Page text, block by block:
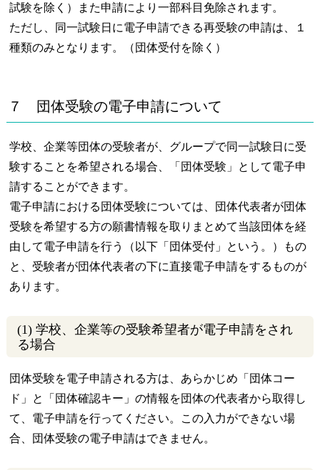
試験を除く）また申請により一部科目免除されます。
ただし、同一試験日に電子申請できる再受験の申請は、１
種類のみとなります。（団体受付を除く）
７ 団体受験の電子申請について
学校、企業等団体の受験者が、グループで同一試験日に受
験することを希望される場合、「団体受験」として電子申
請することができます。
電子申請における団体受験については、団体代表者が団体
受験を希望する方の願書情報を取りまとめて当該団体を経
由して電子申請を行う（以下「団体受付」という。）もの
と、受験者が団体代表者の下に直接電子申請をするものが
あります。
(1) 学校、企業等の受験希望者が電子申請をされ
る場合
団体受験を電子申請される方は、あらかじめ「団体コー
ド」と「団体確認キー」の情報を団体の代表者から取得し
て、電子申請を行ってください。この入力ができない場
合、団体受験の電子申請はできません。